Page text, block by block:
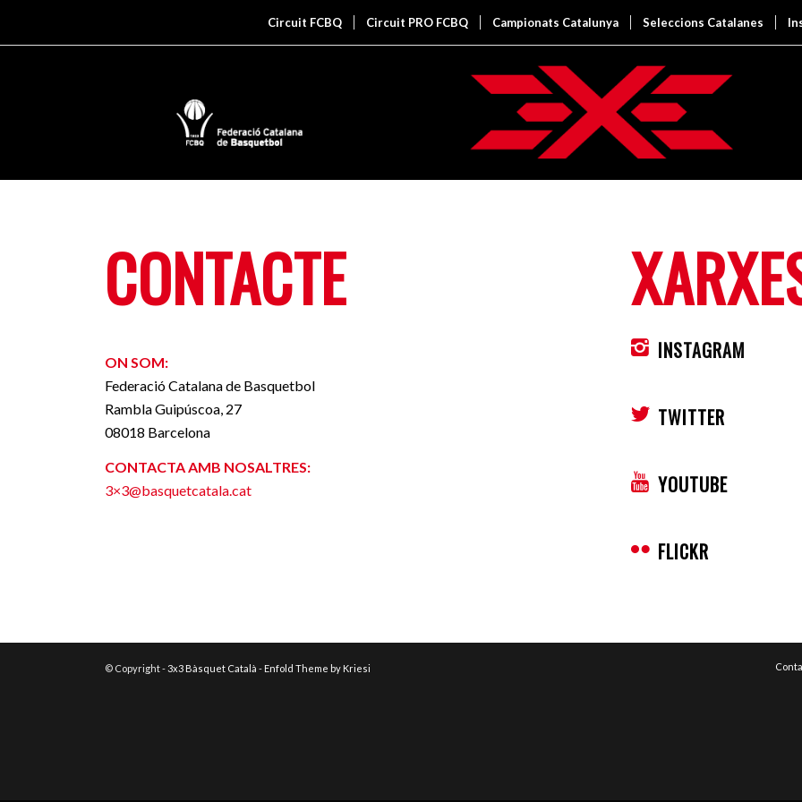
Circuit FCBQ Circuit PRO FCBQ Campionats Catalunya Seleccions Catalanes
CONTACTE
ON SOM:
Federació Catalana de Basquetbol
Rambla Guipúscoa, 27
08018 Barcelona
CONTACTA AMB NOSALTRES:
3×3@basquetcatala.cat
INSTAGRAM
TWITTER
YOUTUBE
FLICKR
© Copyright -3x3 Bàsquet Català - Enfold Theme by Kriesi